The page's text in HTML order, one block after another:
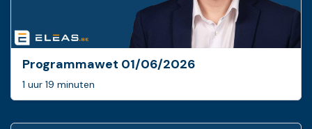
Programmawet 01/06/2026
1 uur 19 minuten